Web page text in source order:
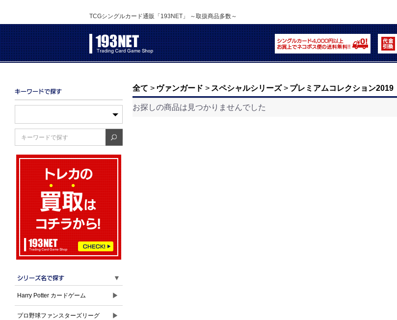
TCGシングルカード通販「193NET」 ～取扱商品多数～
▼
Harry Potter カードゲーム ▶
プロ野球ファンスターズリーグ ▶
全て > ヴァンガード > スペシャルシリーズ > プレミアムコレクション2019
お探しの商品は見つかりませんでした